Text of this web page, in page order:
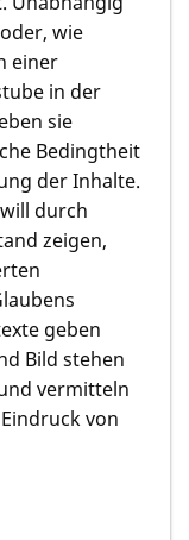
wie
einer
in der
sie
Bedingtheit
der Inhalte.
durch
zeigen,
geben
Bild stehen
vermitteln
von